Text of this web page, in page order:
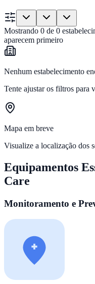
Mostrando 0 de 0
aparecem primeiro
Nenhum estabelecimento
Tente ajustar os filtros para
Mapa em breve
Visualize a localização dos
Equipamentos
Care
Monitoramento e